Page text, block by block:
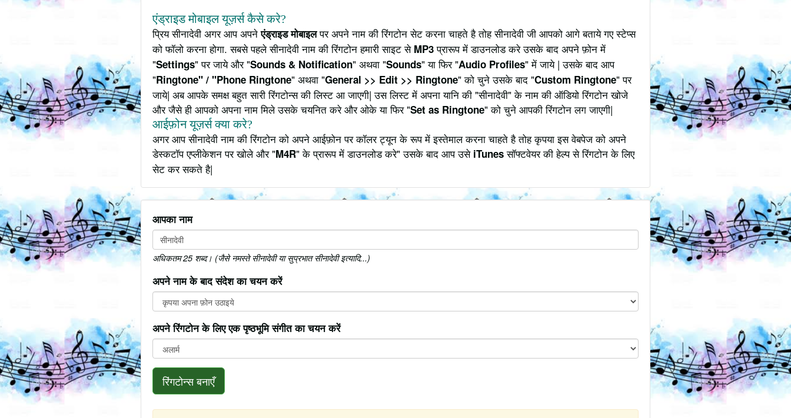
एंड्राइड मोबाइल यूज़र्स कैसे करे?
प्रिय सीनादेवी अगर आप अपनेएंड्राइड मोबाइलपर अपने नाम की रिंगटोन सेट करना चाहते है तोह सीनादेवी जी आपको आगे बताये गए स्टेप्स
को फॉलो करना होगा. सबसे पहले सीनादेवी नाम की रिंगटोन हमारी साइट से MP3प्रारूप में डाउनलोड करे उसके बाद अपने फ़ोन में
"Settings" पर जाये और "Sounds & Notification" अथवा "Sounds" या फिर "Audio Profiles" में जाये | उसके बाद आप
"Ringtone" / "Phone Ringtone" अथवा "General >> Edit >> Ringtone" को चुने उसके बाद "Custom Ringtone" पर
जाये| अब आपके समक्ष बहुत सारी रिंगटोन्स की लिस्ट आ जाएगी| उस लिस्ट में अपना यानि की "सीनादेवी" के नाम की ऑडियो रिंगटोन खोजे
और जैसे ही आपको अपना नाम मिले उसके चयनित करे और ओके या फिर "Set as Ringtone" को चुने आपकी रिंगटोन लग जाएगी|
आईफ़ोन यूज़र्स क्या करे?
अगर आप सीनादेवी नाम की रिंगटोन को अपने आईफ़ोन पर कॉलर ट्यून के रूप में इस्तेमाल करना चाहते है तोह कृपया इस वेबपेज को अपने
डेस्कटॉप एप्लीकेशन पर खोले और "M4R" के प्रारूप में डाउनलोड करे" उसके बाद आप उसे iTunesसॉफ्टवेयर की हेल्प से रिंगटोन के लिए
सेट कर सकते है|
आपका नाम
अधिकतम 25 शब्द। (जैसे नमस्ते सीनादेवी या सुप्रभात सीनादेवी इत्यादि...)
अपने नाम के बाद संदेश का चयन करें
अपने रिंगटोन के लिए एक पृष्ठभूमि संगीत का चयन करें
रिंगटोन्स बनाएँ